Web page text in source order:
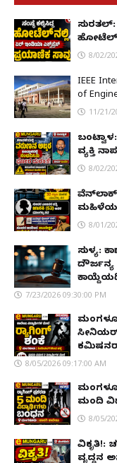
8/02/
IEEE
of
11/21/
ವ್ಯಕ್ತಿ
8/02/
ವೆನ್‌ಲಾಕ್
ಮಹಿಳೆಯ
8/01/
ಸುಳ್ಯ:
7/23/2026 09:30:00 PM
ಕಮಿಷನರ್
8/05/2026 09:17:00 AM
ಮಂದಿ
8/05/
ವಿಕೃತಿ!:
ವೃದ್ಧನ